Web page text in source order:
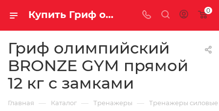
Купить Гриф олимпийский BRONZE GYM прямой 12 кг с замками за рублей, а со скидкой 0
Гриф олимпийский
BRONZE GYM прямой
12 кг с замками
Главная — Каталог — Тренажеры — Тренажеры силовые